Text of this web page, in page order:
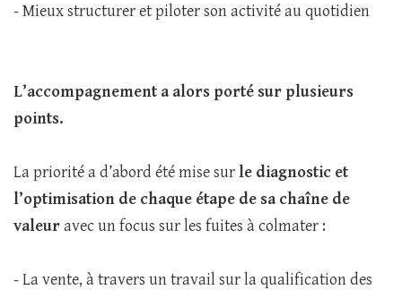
- Mieux structurer et piloter son activité au quotidien
L’accompagnement a alors porté sur plusieurs
points.
La priorité a d’abord été mise surle diagnostic et
l’optimisation de chaque étape de sa chaîne de
valeuravec un focus sur les fuites à colmater :
- La vente, à travers un travail sur la qualification des